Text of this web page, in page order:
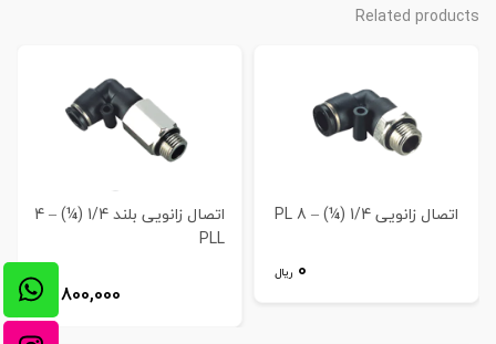
Related products
اتصال زانویی 1/4 (¼) – 8 PL
0 ریال
اتصال زانویی بلند 1/4 (¼) – 4
PLL
800,000 ریال